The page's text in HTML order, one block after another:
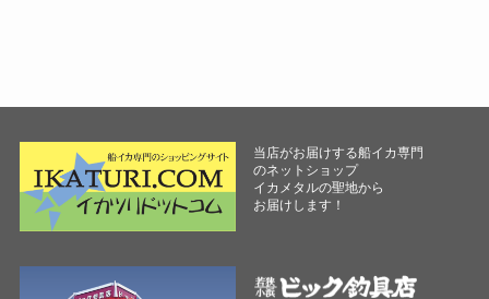
当店がお届けする船イカ専門
のネットショップ
イカメタルの聖地から
お届けします！